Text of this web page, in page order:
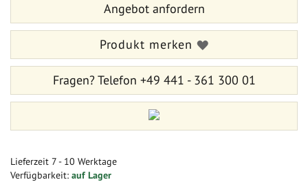
Lieferzeit 7 - 10 Werktage
Verfügbarkeit: auf Lager
Angebot anfordern
Produkt merken
Fragen?Telefon +49 441 - 361 300 01